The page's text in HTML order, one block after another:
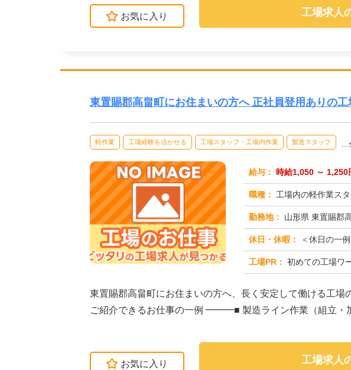
お気に入り 工場求人
東置賜郡高畠町にお住まいの方へ 正社員登用ありの
軽作業 工場経験を活かせる 工場スタッフ・工場内作業 製造スタッフ …
給与： 時給1,050 ～ 1,250
職種： 工場内の軽作業ス
勤務地： 山形県 東置賜郡
休日・休暇： ＜休日の一例＞＜シフト＞4
工場PR： 初めての工場ワークでも安心！株式会
東置賜郡高畠町にお住まいの方へ、長く安定して働ける工
ご紹介できるお仕事の一例 ━━━■ 製造ライン作業（組立・
お気に入り 工場求人